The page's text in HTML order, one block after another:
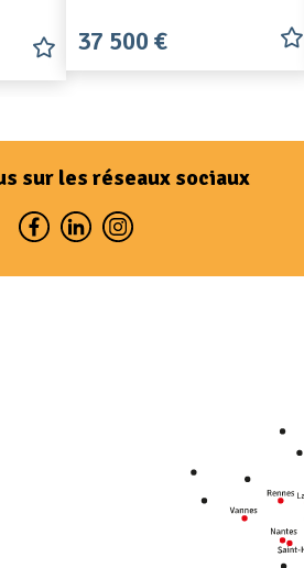
37 500 €
sur les réseaux sociaux